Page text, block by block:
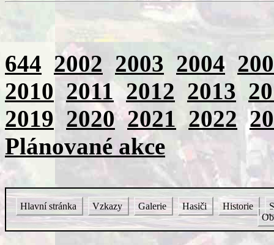
644 2002 2003 2004
2010 2011 2012 2013
2019 2020 2021 2022
Plánované akce
Hlavní stránka Vzkazy Galerie Hasiči Historie